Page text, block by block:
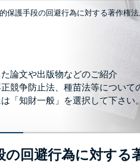
保護手段の回避行為に対する著作権
論文や出版物などのご紹介
競争防止法、種苗法等について
「知財一般」を選択して下さい
の回避行為に対する